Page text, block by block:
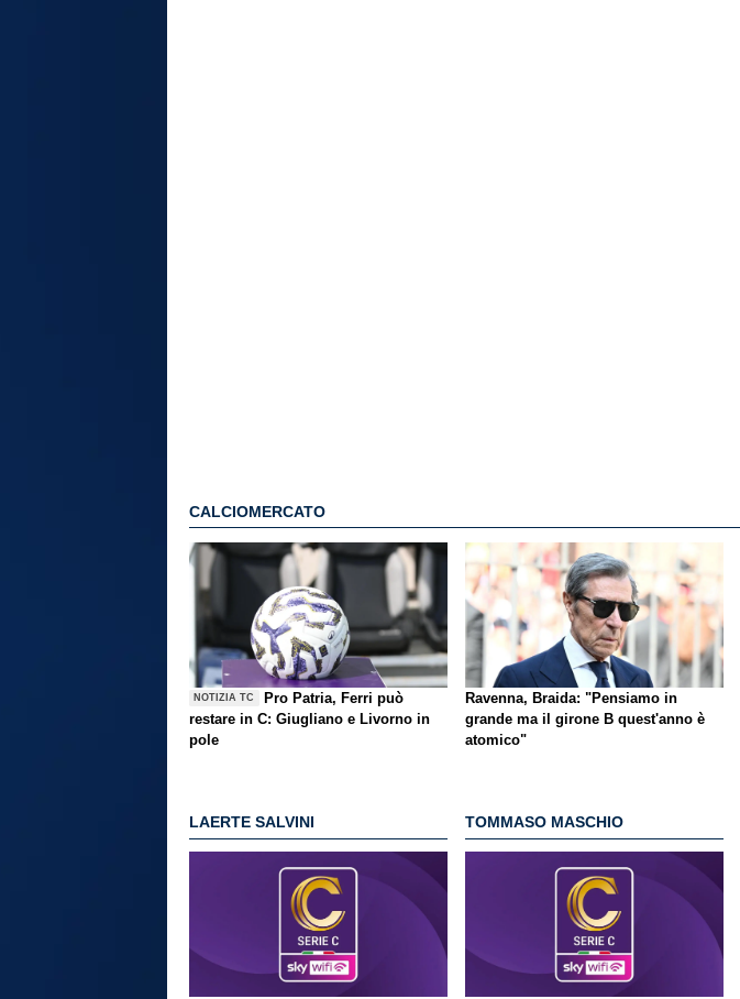
CALCIOMERCATO
NOTIZIA TC
Pro Patria, Ferri può
restare in C: Giugliano e Livorno in
pole
Ravenna, Braida: "Pensiamo in
grande ma il girone B quest'anno è
atomico"
LAERTE SALVINI TOMMASO MASCHIO